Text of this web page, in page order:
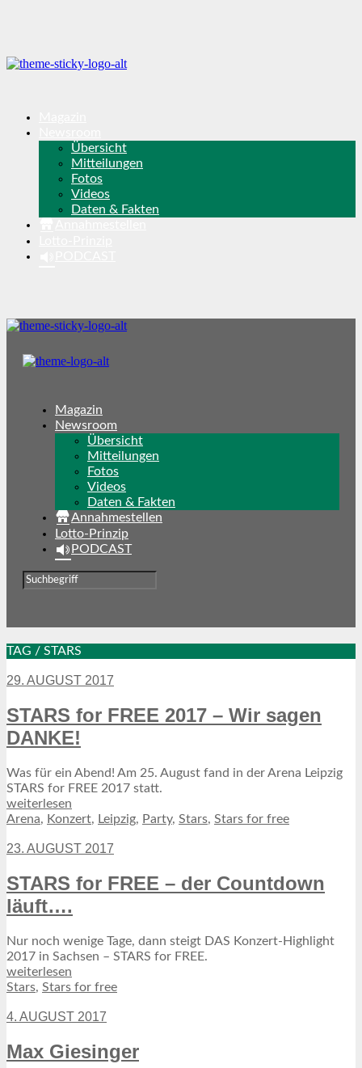
Übersicht
Mitteilungen
Fotos
Videos
Daten & Fakten
Magazin
Newsroom
Übersicht
Mitteilungen
Fotos
Videos
Daten & Fakten
Annahmestellen
Lotto-Prinzip
PODCAST
TAG / STARS
29. AUGUST 2017
STARS for FREE 2017 – Wir sagen
DANKE!
Was für ein Abend! Am 25. August fand in der Arena Leipzig
STARS for FREE 2017 statt.
weiterlesen
Arena, Konzert, Leipzig, Party, Stars, Stars for free
23. AUGUST 2017
STARS for FREE – der Countdown
läuft….
Nur noch wenige Tage, dann steigt DAS Konzert-Highlight
2017 in Sachsen – STARS for FREE.
weiterlesen
Stars, Stars for free
4. AUGUST 2017
Max Giesinger